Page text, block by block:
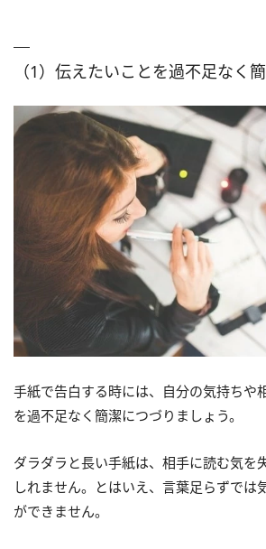
（1）伝えたいことを過不足なく
手紙で告白する時には、自分の気持ちや
を過不足なく簡潔につづりましょう。
ダラダラと長い手紙は、相手に読む気を
しれません。とはいえ、言葉足らずでは
ができません。